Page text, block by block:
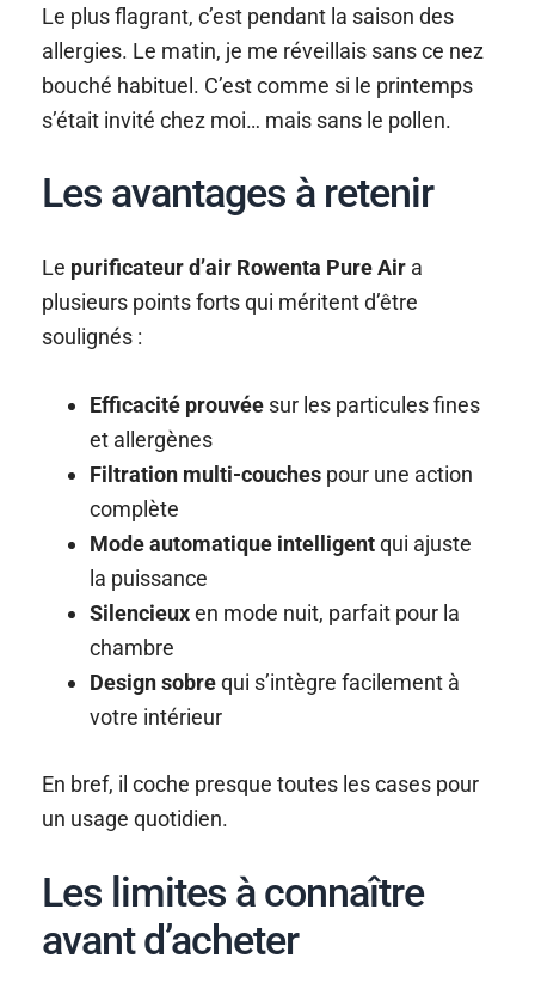
Le plus flagrant, c’est pendant la saison des
allergies. Le matin, je me réveillais sans ce nez
bouché habituel. C’est comme si le printemps
s’était invité chez moi… mais sans le pollen.
Les avantages à retenir
Le purificateur d’air Rowenta Pure Air a
plusieurs points forts qui méritent d’être
soulignés :
Efficacité prouvée sur les particules fines
et allergènes
Filtration multi-couches pour une action
complète
Mode automatique intelligentqui ajuste
la puissance
Silencieuxen mode nuit, parfait pour la
chambre
Design sobrequi s’intègre facilement à
votre intérieur
En bref, il coche presque toutes les cases pour
un usage quotidien.
Les limites à connaître
avant d’acheter